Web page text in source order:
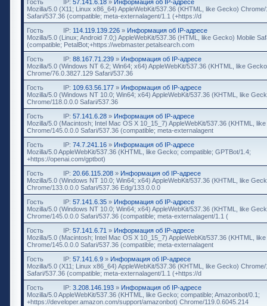
Гость
IP: 57.141.6.18 » Информация об IP-адресе
Mozilla/5.0 (X11; Linux x86_64) AppleWebKit/537.36 (KHTML, like Gecko)
Safari/537.36 (compatible; meta-externalagent/1.1 (+https://d
Гость
IP: 114.119.139.226 » Информация об IP-адресе
Mozilla/5.0 (Linux; Android 7.0;) AppleWebKit/537.36 (HTML, like Gecko) Mobile
(compatible; PetalBot;+https://webmaster.petalsearch.com
Гость
IP: 88.167.71.239 » Информация об IP-адресе
Mozilla/5.0 (Windows NT 6.2; Win64; x64) AppleWebKit/537.36 (KHTML, like
Chrome/76.0.3827.129 Safari/537.36
Гость
IP: 109.63.56.177 » Информация об IP-адресе
Mozilla/5.0 (Windows NT 10.0; Win64; x64) AppleWebKit/537.36 (KHTML, like
Chrome/118.0.0.0 Safari/537.36
Гость
IP: 57.141.6.28 » Информация об IP-адресе
Mozilla/5.0 (Macintosh; Intel Mac OS X 10_15_7) AppleWebKit/537.36 (KHTML,
Chrome/145.0.0.0 Safari/537.36 (compatible; meta-externalagent
Гость
IP: 74.7.241.16 » Информация об IP-адресе
Mozilla/5.0 AppleWebKit/537.36 (KHTML, like Gecko; compatible; GPTBot/1.4;
+https://openai.com/gptbot)
Гость
IP: 20.66.115.208 » Информация об IP-адресе
Mozilla/5.0 (Windows NT 10.0; Win64; x64) AppleWebKit/537.36 (KHTML, like
Chrome/133.0.0.0 Safari/537.36 Edg/133.0.0.0
Гость
IP: 57.141.6.35 » Информация об IP-адресе
Mozilla/5.0 (Windows NT 10.0; Win64; x64) AppleWebKit/537.36 (KHTML, like
Chrome/145.0.0.0 Safari/537.36 (compatible; meta-externalagent/1.1 (
Гость
IP: 57.141.6.71 » Информация об IP-адресе
Mozilla/5.0 (Macintosh; Intel Mac OS X 10_15_7) AppleWebKit/537.36 (KHTML,
Chrome/145.0.0.0 Safari/537.36 (compatible; meta-externalagent
Гость
IP: 57.141.6.9 » Информация об IP-адресе
Mozilla/5.0 (X11; Linux x86_64) AppleWebKit/537.36 (KHTML, like Gecko)
Safari/537.36 (compatible; meta-externalagent/1.1 (+https://d
Гость
IP: 3.208.146.193 » Информация об IP-адресе
Mozilla/5.0 AppleWebKit/537.36 (KHTML, like Gecko; compatible; Amazonbot/0.1;
+https://developer.amazon.com/support/amazonbot) Chrome/119.0.6045.214